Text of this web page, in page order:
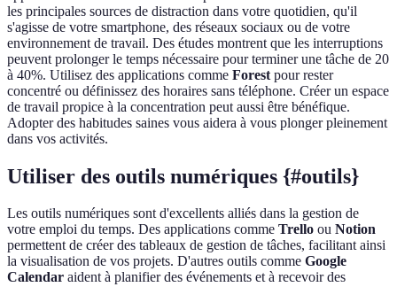
les principales sources de distraction dans votre quotidien, qu'il
s'agisse de votre smartphone, des réseaux sociaux ou de votre
environnement de travail. Des études montrent que les interruptions
peuvent prolonger le temps nécessaire pour terminer une tâche de 20
à 40%. Utilisez des applications comme Forest pour rester
concentré ou définissez des horaires sans téléphone. Créer un espace
de travail propice à la concentration peut aussi être bénéfique.
Adopter des habitudes saines vous aidera à vous plonger pleinement
dans vos activités.
Utiliser des outils numériques {#outils}
Les outils numériques sont d'excellents alliés dans la gestion de
votre emploi du temps. Des applications comme Trello ou Notion
permettent de créer des tableaux de gestion de tâches, facilitant ainsi
la visualisation de vos projets. D'autres outils comme Google
Calendar aident à planifier des événements et à recevoir des